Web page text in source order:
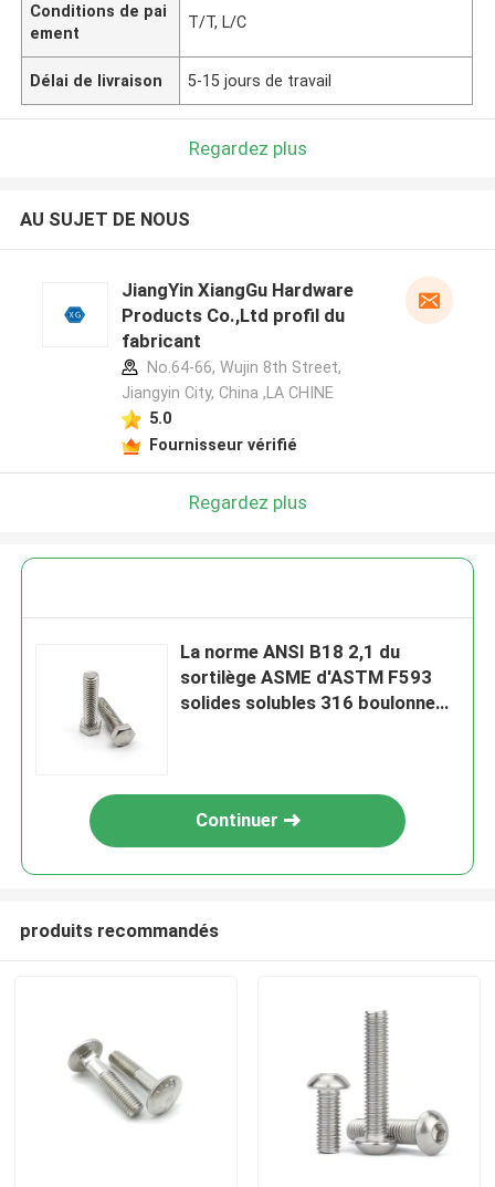
Conditions de pai
ement
T/T, L/C
Délai de livraison 5-15 jours de travail
Regardez plus
AU SUJET DE NOUS
JiangYin XiangGu Hardware
Products Co.,Ltd profil du
fabricant
No.64-66, Wujin 8th Street,
Jiangyin City, China ,LA CHINE
5.0
Fournisseur vérifié
Regardez plus
La norme ANSI B18 2,1 du
sortilège ASME d'ASTM F593
solides solubles 316 boulonne
Continuer
produits recommandés